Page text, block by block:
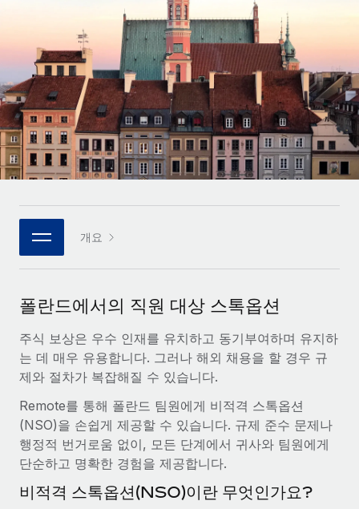
Remote 통합
HR을 워크플로에 매끄럽게 통합
플랫폼
팀을 위한 통합된 핵심 HR 기능
연결
새로운
통합
핵심 비즈니스 도구로 프로세스를 간소화
전문가 상담
글로벌 인사 및 규정 준수 업무 처리에 전문가 지원 제공
신원 조사
Compliance Watchtower
규정 준수 관련 위험에 선제적으로 대응
기기 관리
전 세계 IT 장비 제공 및 추적 관리
성장하는 기업을 위한 민첩한 글로벌 HR 및 급여 솔루션
중견기업
맞춤형 HR 솔루션으로 팀 확장
엔터프라이즈
대기업을 위한 글로벌 HR
REMOTE 파트너 되기
플랫폼에 글로벌 HR을 유연하게 통합
Remote와의 파트너십 기회 탐색
Remote Build 곧 제공 예정
사례 연구
AI 분야의 선구자인 Weaviate가 Remote와 협력하여
조직 규모를 120% 성장시킨 방법
Weaviate 한눈에 보기 Weaviate는 오픈 소스, AI 우선 인프라를
구축합니다. 이 회사의 미션은 전 세계 개발자 및 운영자
(DevOps/MLOps)에게 AI 네이티브...
REMOTE와 함께 배우기
리서치 및 가이드
사례 연구
HR 용어집
체크리스트 및 템플릿
직무 설명 라이브러리
이벤트
급여 및 인재 인사이트
지원받기
블로그
글로벌 급여
Español
Italiano
Português (Portugal)
한국어
개요
폴란드에서의 직원 대상 스톡옵션
주식 보상은 우수 인재를 유치하고 동기부여하며 유지하
는 데 매우 유용합니다. 그러나 해외 채용을 할 경우 규
제와 절차가 복잡해질 수 있습니다.
Remote를 통해 폴란드 팀원에게 비적격 스톡옵션
(NSO)을 손쉽게 제공할 수 있습니다. 규제 준수 문제나
행정적 번거로움 없이, 모든 단계에서 귀사와 팀원에게
단순하고 명확한 경험을 제공합니다.
비적격 스톡옵션(NSO)이란 무엇인가요?